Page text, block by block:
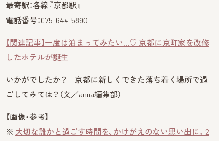
最寄駅：各線『京都駅』
電話番号：075-644-5890
【関連記事】一度は泊まってみたい…♡ 京都に京町家を改修
したホテルが誕生
いかがでしたか？ 京都に新しくできた落ち着く場所で過
ごしてみては？（文／anna編集部）
【画像・参考】
※ 大切な誰かと過ごす時間を、かけがえのない思い出に。2